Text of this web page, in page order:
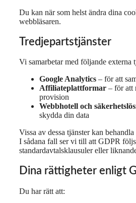
Du kan när som helst ändra dina
webbläsaren.
Tredjepartstjänster
Vi samarbetar med följande externa
Google Analytics – för att
Affiliateplattformar – för att
provision
Webbhotell och
skydda din data
Vissa av dessa tjänster kan
I sådana fall ser vi till att GDPR
standardavtalsklausuler eller
Dina rättigheter enligt
Du har rätt att: